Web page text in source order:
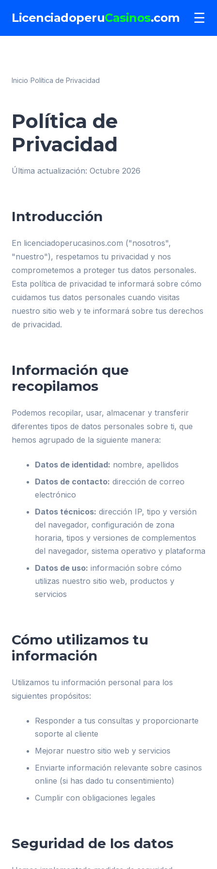
LicenciadoperuCasinos.com ☰
Inicio›Política de Privacidad
Política de
Privacidad
Última actualización: Octubre 2026
Introducción
En licenciadoperucasinos.com ("nosotros",
"nuestro"), respetamos tu privacidad y nos
comprometemos a proteger tus datos personales.
Esta política de privacidad te informará sobre cómo
cuidamos tus datos personales cuando visitas
nuestro sitio web y te informará sobre tus derechos
de privacidad.
Información que
recopilamos
Podemos recopilar, usar, almacenar y transferir
diferentes tipos de datos personales sobre ti, que
hemos agrupado de la siguiente manera:
Datos de identidad: nombre, apellidos
Datos de contacto: dirección de correo
electrónico
Datos técnicos: dirección IP, tipo y versión
del navegador, configuración de zona
horaria, tipos y versiones de complementos
del navegador, sistema operativo y plataforma
Datos de uso: información sobre cómo
utilizas nuestro sitio web, productos y
servicios
Cómo utilizamos tu
información
Utilizamos tu información personal para los
siguientes propósitos:
Responder a tus consultas y proporcionarte
soporte al cliente
Mejorar nuestro sitio web y servicios
Enviarte información relevante sobre casinos
online (si has dado tu consentimiento)
Cumplir con obligaciones legales
Seguridad de los datos